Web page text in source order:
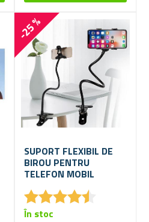
-25 %
SUPORT FLEXIBIL DE
BIROU PENTRU
TELEFON MOBIL
★★★★★
★★★★★
În stoc